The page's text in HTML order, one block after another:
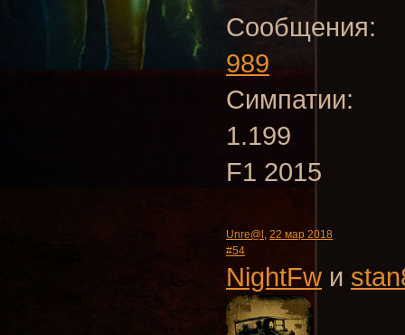
Сообщения:
989
Симпатии:
1.199
F1 2015
Unre@l , 22 мар 2018
#54
NightFw и